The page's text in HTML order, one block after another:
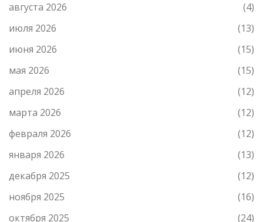
августа 2026
(4)
июля 2026
(13)
июня 2026
(15)
мая 2026
(15)
апреля 2026
(12)
марта 2026
(12)
февраля 2026
(12)
января 2026
(13)
декабря 2025
(12)
ноября 2025
(16)
октября 2025
(24)